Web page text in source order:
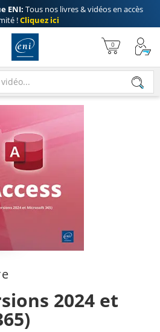
ENI: Tous nos livres & vidéos en accès
!Cliquez ici
2024 et